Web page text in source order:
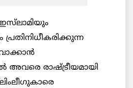
അവരെ രാഷ്ട്രീയമായി